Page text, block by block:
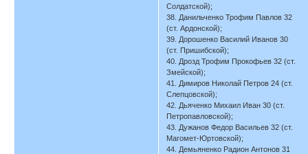
Солдатской);
38. Данильченко Трофим Павлов 32
(ст. Ардонской);
39. Дорошенко Василий Иванов 30
(ст. Пришибской);
40. Дрозд Трофим Прокофьев 32 (ст.
Змейской);
41. Димиров Николай Петров 24 (ст.
Слепцовской);
42. Дьяченко Михаил Иван 30 (ст.
Петропавловской);
43. Дужанов Федор Васильев 32 (ст.
Магомет-Юртовской);
44. Демьяненко Радион Антонов 31